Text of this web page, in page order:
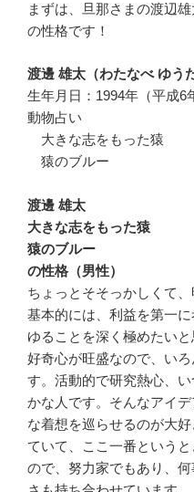
まずは、旦那さまの渡辺
の性格です！
渡邊 雄太（わたなべ ゆうた
生年月日：1994年（平成6
動物占い
大きな志をもった猿
猿のブルー
渡邊 雄太
大きな志をもった猿
猿のブルー
の性格（男性）
ちょっとそそっかしくて
基本的には、利益を第一
ゆることを深く極めたい
好奇心が旺盛なので、い
す。活動的で研究熱心、
かな人です。そんなアイ
な着想を巡らせるのが大
ていて、ここ一番という
ので、努力家でもあり、